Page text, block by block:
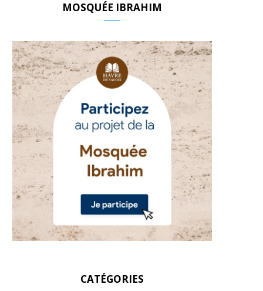
MOSQUÉE IBRAHIM
CATÉGORIES